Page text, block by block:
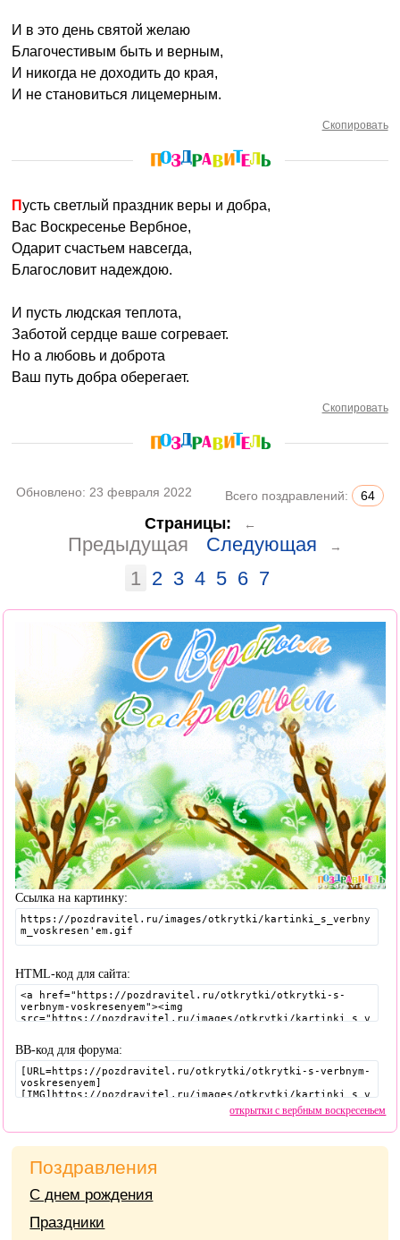
И в это день святой желаю
Благочестивым быть и верным,
И никогда не доходить до края,
И не становиться лицемерным.
Скопировать
Пусть светлый праздник веры и добра,
Вас Воскресенье Вербное,
Одарит счастьем навсегда,
Благословит надеждою.
И пусть людская теплота,
Заботой сердце ваше согревает.
Но а любовь и доброта
Ваш путь добра оберегает.
Скопировать
Обновлено: 23 февраля 2022 Всего поздравлений: 64
Страницы: ←
Предыдущая Следующая →
1 2 3 4 5 6 7
Ссылка на картинку:
HTML-код для сайта:
BB-код для форума:
открытки с вербным воскресеньем
Поздравления
С днем рождения
Праздники